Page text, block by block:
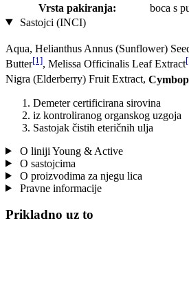
Vrsta pakiranja:
boca s
Sastojci (INCI)
Aqua, Helianthus Annus (Sunflower)
Butter[1], Melissa Officinalis Leaf Extract
Nigra (Elderberry) Fruit Extract,
Demeter certificirana sirovina
iz kontroliranog organskog uzgoja
Sastojak čistih eteričnih ulja
O liniji Young & Active
O sastojcima
O proizvodima za njegu lica
Pravne informacije
Prikladno uz to